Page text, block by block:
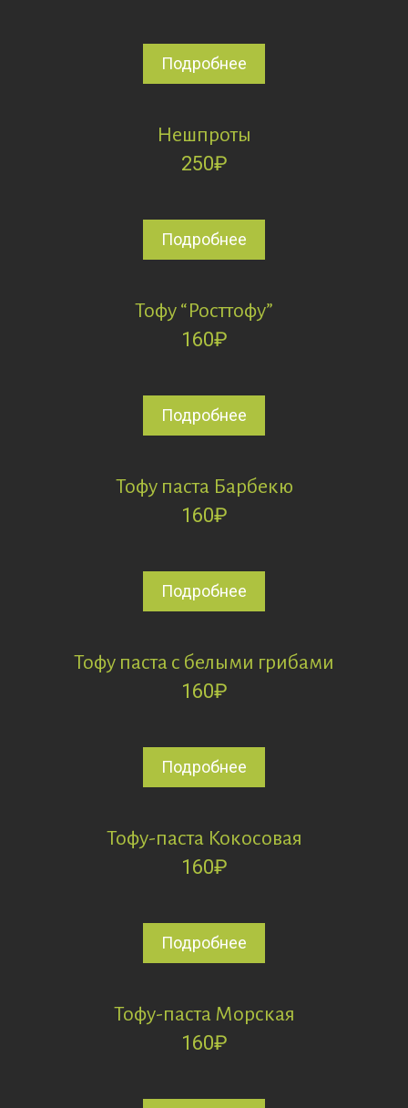
Подробнее
Нешпроты
250₽
Подробнее
Тофу “Росттофу”
160₽
Подробнее
Тофу паста Барбекю
160₽
Подробнее
Тофу паста с белыми грибами
160₽
Подробнее
Тофу-паста Кокосовая
160₽
Подробнее
Тофу-паста Морская
160₽